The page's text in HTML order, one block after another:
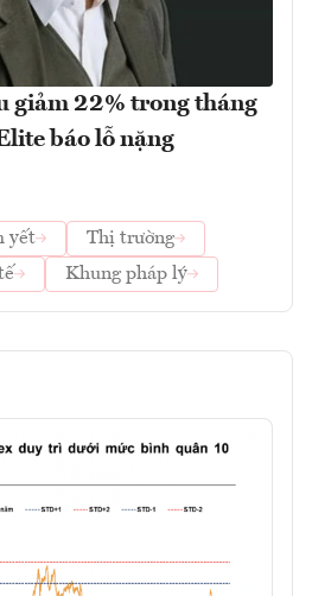
giảm 22% trong tháng
báo lỗ nặng
yết
Thị trường
Khung pháp lý